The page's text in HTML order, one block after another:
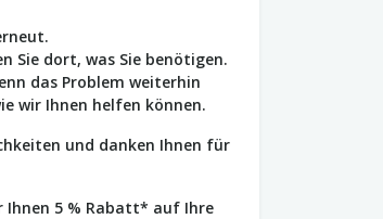
Sie dort, was Sie benötigen.
das Problem weiterhin
wir Ihnen helfen können.
und danken Ihnen für
Ihnen 5 % Rabatt* auf Ihre